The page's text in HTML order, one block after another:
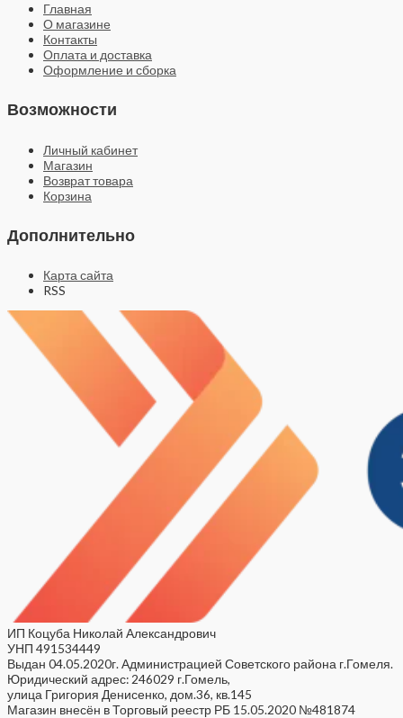
Главная
О магазине
Контакты
Оплата и доставка
Оформление и сборка
Возможности
Личный кабинет
Магазин
Возврат товара
Корзина
Дополнительно
Карта сайта
RSS
ИП Коцуба Николай Александрович
УНП 491534449
Выдан 04.05.2020г. Администрацией Советского района г.Гомеля.
Юридический адрес: 246029 г.Гомель,
улица Григория Денисенко, дом.36, кв.145
Магазин внесён в Торговый реестр РБ 15.05.2020 №481874